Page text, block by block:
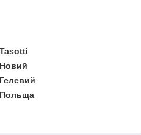
Tasotti
Новий
Гелевий
Польща